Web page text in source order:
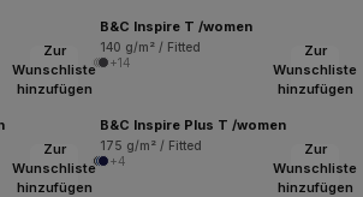
B&C Inspire T /women
140 g/m² / Fitted
+14
Zur
Wunschliste
hinzufügen
Zur
Wunschliste
hinzufügen
B&C Inspire Plus T /women
175 g/m² / Fitted
+4
Zur
Wunschliste
hinzufügen
Zur
Wunschliste
hinzufügen